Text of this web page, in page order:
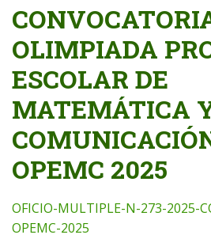
OLIMPIADA
ESCOLAR DE
MATEMÁTICA
OPEMC 2025
OFICIO-MULTIPLE-N-273-2025-
OPEMC-2025